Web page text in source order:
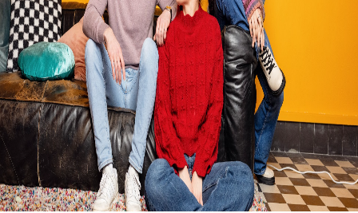
Ook vind je hier nieuws, inspiratie en berichten die
ons raken.
DOORZOEK DE BERICHTEN